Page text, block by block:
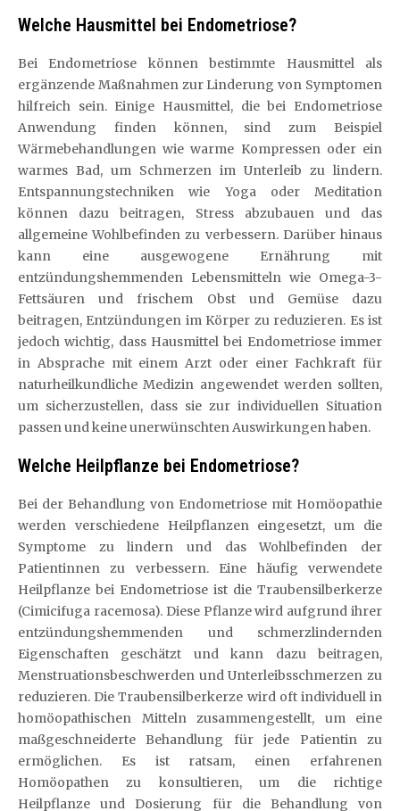
Welche Hausmittel bei Endometriose?
Bei Endometriose können bestimmte Hausmittel als
ergänzende Maßnahmen zur Linderung von Symptomen
hilfreich sein. Einige Hausmittel, die bei Endometriose
Anwendung finden können, sind zum Beispiel
Wärmebehandlungen wie warme Kompressen oder ein
warmes Bad, um Schmerzen im Unterleib zu lindern.
Entspannungstechniken wie Yoga oder Meditation
können dazu beitragen, Stress abzubauen und das
allgemeine Wohlbefinden zu verbessern. Darüber hinaus
kann eine ausgewogene Ernährung mit
entzündungshemmenden Lebensmitteln wie Omega-3-
Fettsäuren und frischem Obst und Gemüse dazu
beitragen, Entzündungen im Körper zu reduzieren. Es ist
jedoch wichtig, dass Hausmittel bei Endometriose immer
in Absprache mit einem Arzt oder einer Fachkraft für
naturheilkundliche Medizin angewendet werden sollten,
um sicherzustellen, dass sie zur individuellen Situation
passen und keine unerwünschten Auswirkungen haben.
Welche Heilpflanze bei Endometriose?
Bei der Behandlung von Endometriose mit Homöopathie
werden verschiedene Heilpflanzen eingesetzt, um die
Symptome zu lindern und das Wohlbefinden der
Patientinnen zu verbessern. Eine häufig verwendete
Heilpflanze bei Endometriose ist die Traubensilberkerze
(Cimicifuga racemosa). Diese Pflanze wird aufgrund ihrer
entzündungshemmenden und schmerzlindernden
Eigenschaften geschätzt und kann dazu beitragen,
Menstruationsbeschwerden und Unterleibsschmerzen zu
reduzieren. Die Traubensilberkerze wird oft individuell in
homöopathischen Mitteln zusammengestellt, um eine
maßgeschneiderte Behandlung für jede Patientin zu
ermöglichen. Es ist ratsam, einen erfahrenen
Homöopathen zu konsultieren, um die richtige
Heilpflanze und Dosierung für die Behandlung von